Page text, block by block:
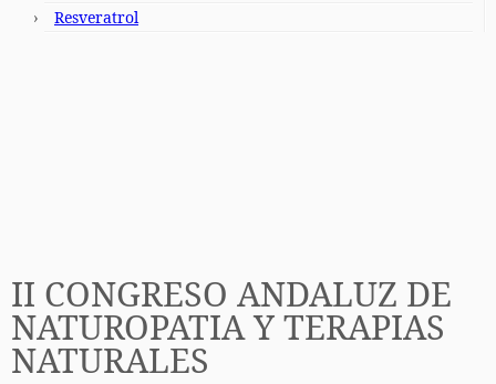
Resveratrol
II CONGRESO ANDALUZ DE
NATUROPATIA Y TERAPIAS
NATURALES